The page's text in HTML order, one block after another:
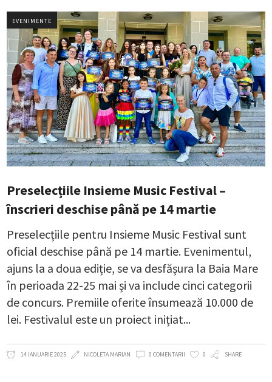
EVENIMENTE
Preselecțiile Insieme Music Festival –
înscrieri deschise până pe 14 martie
Preselecțiile pentru Insieme Music Festival sunt
oficial deschise până pe 14 martie. Evenimentul,
ajuns la a doua ediție, se va desfășura la Baia Mare
în perioada 22-25 mai și va include cinci categorii
de concurs. Premiile oferite însumează 10.000 de
lei. Festivalul este un proiect inițiat
14 IANUARIE 2025 NICOLETA MARIAN 0 COMENTARII 0 SHARE